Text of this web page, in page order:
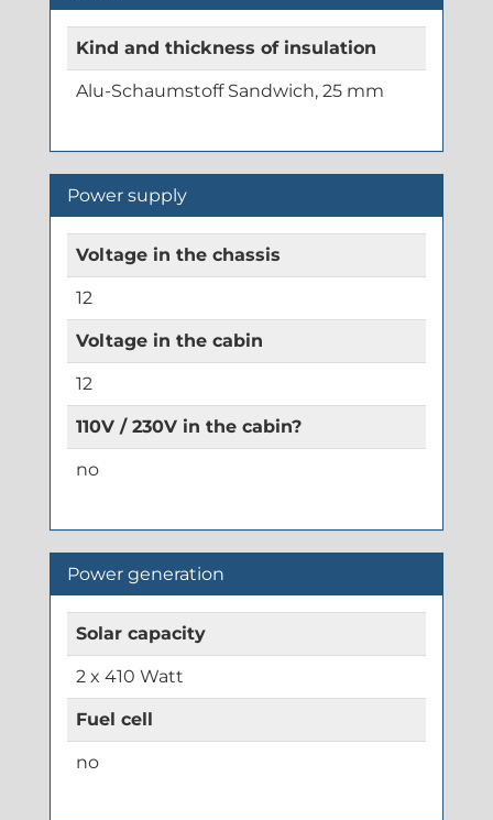
Kind and thickness of insulation
Alu-Schaumstoff Sandwich, 25 mm
Power supply
Voltage in the chassis
12
Voltage in the cabin
12
110V / 230V in the cabin?
no
Power generation
Solar capacity
2 x 410 Watt
Fuel cell
no